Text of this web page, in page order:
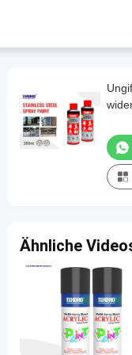
Ähnliche